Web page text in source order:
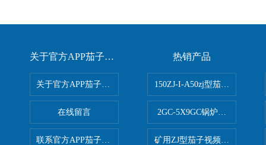
关于官方APP茄子视频下载
关于官方APP茄子视频下载
在线留言
联系官方APP茄子视频下载
热销产品
150ZJ-I-A50zj型茄子视频更懂
2GC-5X9GC锅炉给水泵 给水
矿用ZJ型茄子视频更懂你APP